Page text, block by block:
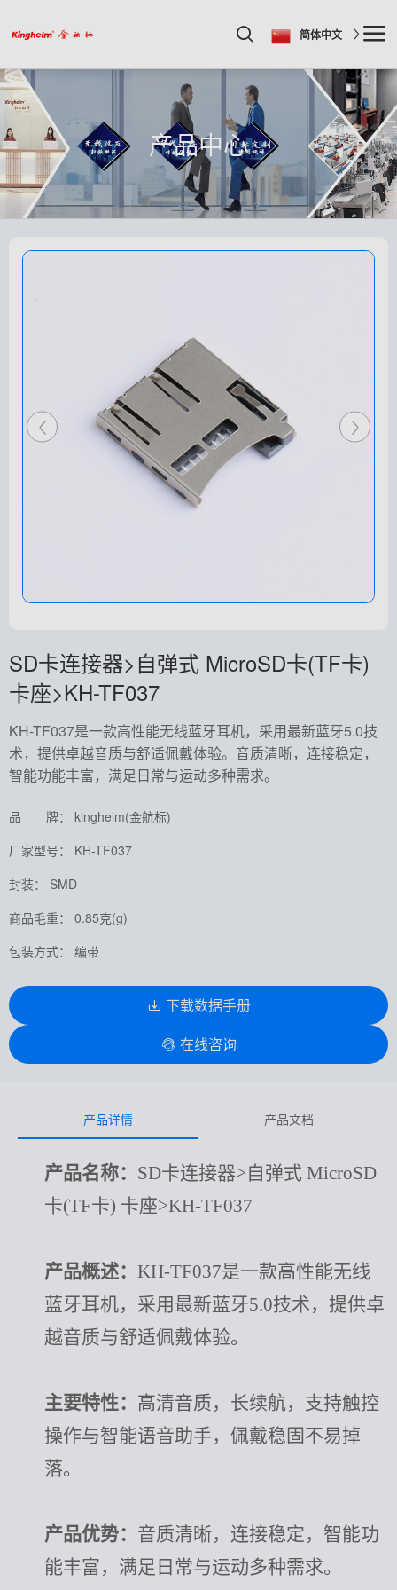
简体中文
产品中心
SD卡连接器>自弹式 MicroSD卡(TF卡)
卡座>KH-TF037
KH-TF037是一款高性能无线蓝牙耳机，采用最新蓝牙5.0技
术，提供卓越音质与舒适佩戴体验。音质清晰，连接稳定，
智能功能丰富，满足日常与运动多种需求。
品 牌： kinghelm(金航标)
厂家型号： KH-TF037
封装： SMD
商品毛重： 0.85克(g)
包装方式： 编带
下载数据手册
在线咨询
产品详情 产品文档
产品名称： SD卡连接器>自弹式 MicroSD
卡(TF卡) 卡座>KH-TF037
产品概述： KH-TF037是一款高性能无线
蓝牙耳机，采用最新蓝牙5.0技术，提供卓
越音质与舒适佩戴体验。
主要特性： 高清音质，长续航，支持触控
操作与智能语音助手，佩戴稳固不易掉
落。
产品优势： 音质清晰，连接稳定，智能功
能丰富，满足日常与运动多种需求。